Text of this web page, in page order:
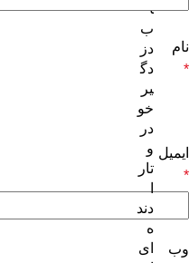
نام
*
ایمیل
*
وب‌
ا
ب
دز
دگ
یر
خو
در
و
تار
ا
دند
ه
ای